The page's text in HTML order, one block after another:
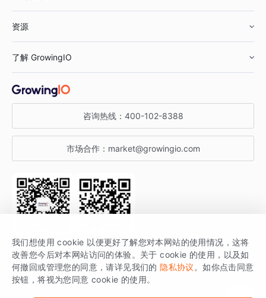
鞋服行业
汽车行业
金融行业
智能运营
获客分析
资源
增长公开课
增长博客
开发者文档
SDK 文档
场景指南
了解 GrowingIO
关于 GrowingIO
增长大会
行业活动
咨询热线： 400-102-8388
市场合作： market@growingio.com
关注公众号 获取更多干货
GrowingIO 是专注于数据智能分析与增长的品牌，核心平台为 GrowingIO
分析云。
我们想使用 cookie 以便更好了解您对本网站的使用情况，这将
改善您今后对本网站访问的体验。关于 cookie 的使用，以及如
何撤回或管理您的同意，请详见我们的 隐私协议 。如你点击同意
按钮，将视为您同意 cookie 的使用。